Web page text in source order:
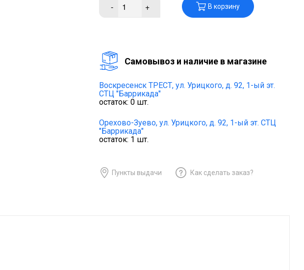
- + В корзину
Cамовывоз и наличие в магазине
Воскресенск ТРЕСТ, ул. Урицкого, д. 92, 1-ый эт.
СТЦ "Баррикада"
остаток: 0 шт.
Орехово-Зуево, ул. Урицкого, д. 92, 1-ый эт. СТЦ
"Баррикада"
остаток: 1 шт.
Пункты выдачи Как сделать заказ?